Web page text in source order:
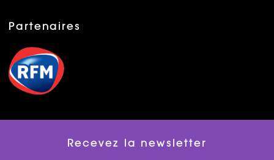
Partenaires
Recevez la newsletter